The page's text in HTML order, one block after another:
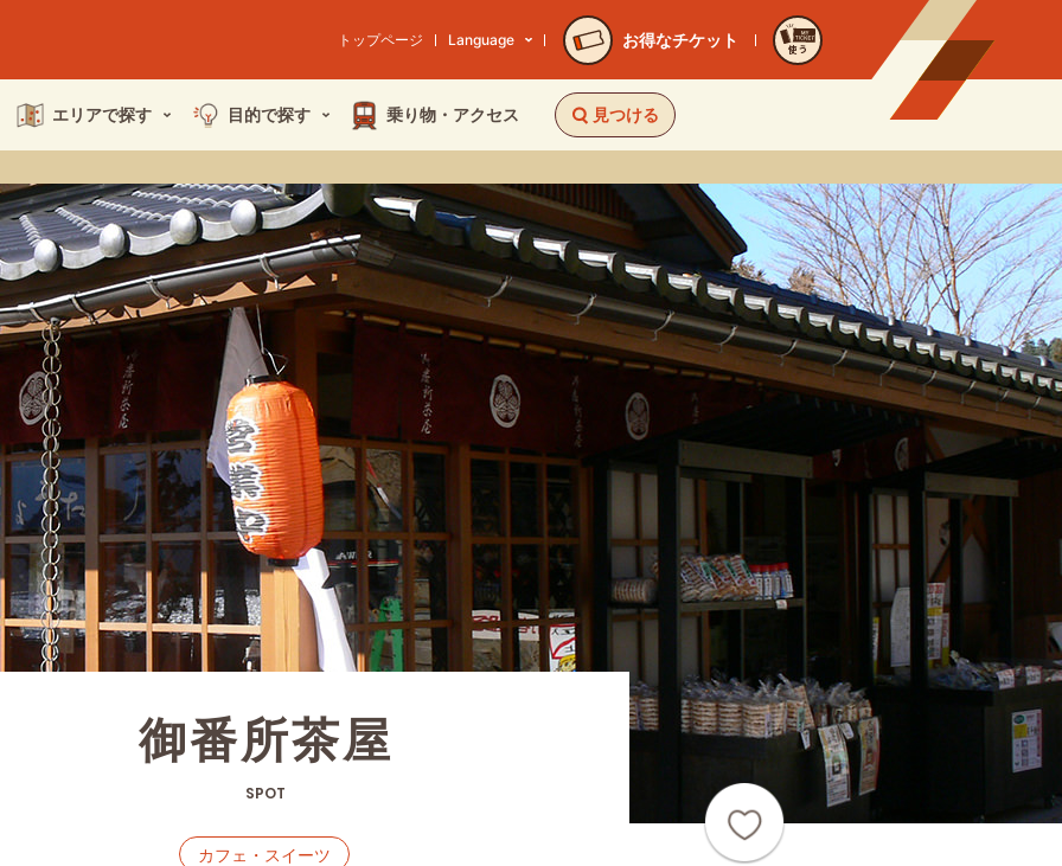
トップページ Language お得なチケット
使う
エリアで探す 目的で探す 乗り物・ アクセス 見つける
御番所茶屋
SPOT
カフェ・スイーツ